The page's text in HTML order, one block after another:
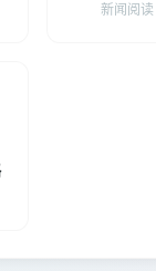
新闻阅读